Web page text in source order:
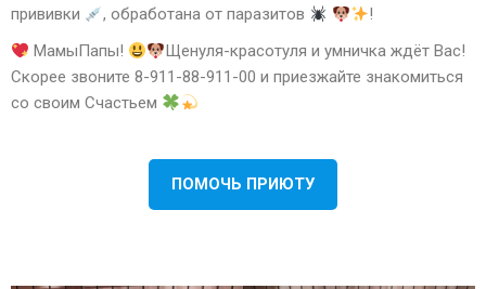
прививки
, обработана от паразитов
!
МамыПапы!
Щенуля-красотуля и умничка ждёт Вас!
Скорее звоните 8-911-88-911-00 и приезжайте знакомиться
со своим Счастьем
ПОМОЧЬ ПРИЮТУ